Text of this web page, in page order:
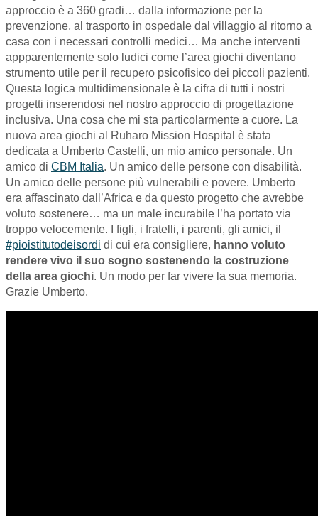
approccio è a 360 gradi… dalla informazione per la
prevenzione, al trasporto in ospedale dal villaggio al ritorno a
casa con i necessari controlli medici… Ma anche interventi
appparentemente solo ludici come l’area giochi diventano
strumento utile per il recupero psicofisico dei piccoli pazienti.
Questa logica multidimensionale è la cifra di tutti i nostri
progetti inserendosi nel nostro approccio di progettazione
inclusiva. Una cosa che mi sta particolarmente a cuore. La
nuova area giochi al Ruharo Mission Hospital è stata
dedicata a Umberto Castelli, un mio amico personale. Un
amico di CBM Italia. Un amico delle persone con disabilità.
Un amico delle persone più vulnerabili e povere. Umberto
era affascinato dall’Africa e da questo progetto che avrebbe
voluto sostenere… ma un male incurabile l’ha portato via
troppo velocemente. I figli, i fratelli, i parenti, gli amici, il
#pioistitutodeisordi di cui era consigliere, hanno voluto
rendere vivo il suo sogno sostenendo la costruzione
della area giochi. Un modo per far vivere la sua memoria.
Grazie Umberto.